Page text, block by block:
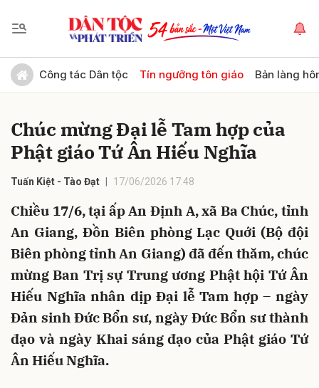
Công tác Dân tộc Tín ngưỡng tôn giáo Bản làng
Chúc mừng Đại lễ Tam hợp của
Phật giáo Tứ Ân Hiếu Nghĩa
Tuấn Kiệt - Tào Đạt 17/06/2026 17:48
Chiều 17/6, tại ấp An Định A, xã Ba Chúc, tỉnh
An Giang, Đồn Biên phòng Lạc Quới (Bộ đội
Biên phòng tỉnh An Giang) đã đến thăm, chúc
mừng Ban Trị sự Trung ương Phật hội Tứ Ân
Hiếu Nghĩa nhân dịp Đại lễ Tam hợp – ngày
Đản sinh Đức Bổn sư, ngày Đức Bổn sư thành
đạo và ngày Khai sáng đạo của Phật giáo Tứ
Ân Hiếu Nghĩa.
Gửi bình luận
Hủy Gửi